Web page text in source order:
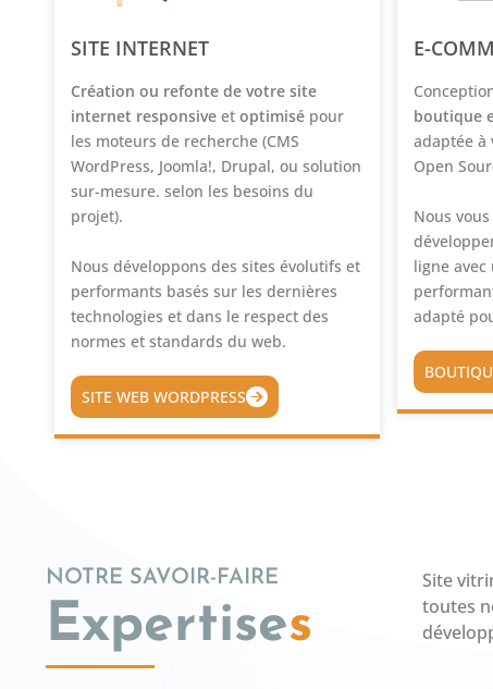
SITE INTERNET
Création ou refonte de votre site
internet responsive et optimisé pour
les moteurs de recherche (CMS
WordPress, Joomla!, Drupal, ou solution
sur-mesure. selon les besoins du
projet).
Nous développons des sites évolutifs et
performants basés sur les dernières
technologies et dans le respect des
normes et standards du web.
SITE WEB WORDPRESS
E-
boutique
adaptée à
Open
Nous
ligne avec
adapté
NOTRE SAVOIR-FAIRE
Expertises
Site
toutes